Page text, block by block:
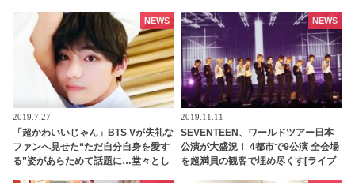
2019.7.27
「超かわいいじゃん」BTS Vが失礼な
ファンへ見せた“ただ自分自身を愛す
る”姿があらためて話題に…堂々とし
NEWS
2019.11.11
SEVENTEEN、ワールドツアー日本
公演が大盛況！ 4都市で9公演 全会場
を超満員の観客で埋め尽くす[ライブ
NEWS